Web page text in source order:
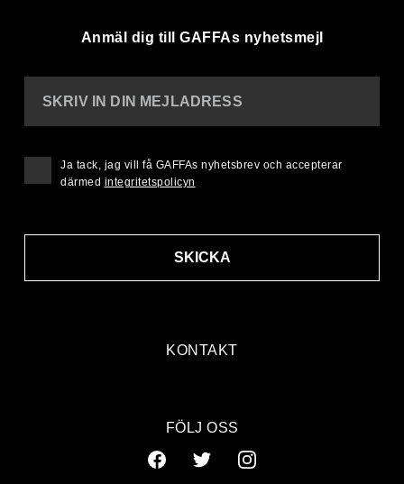
Anmäl dig till GAFFAs nyhetsmejl
KONTAKT
SKRIV IN DIN MEJLADRESS
SKICKA
Ja tack, jag vill få GAFFAs nyhetsbrev och accepterar
därmed integritetspolicyn
FÖLJ OSS